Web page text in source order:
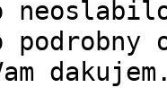
podrobny